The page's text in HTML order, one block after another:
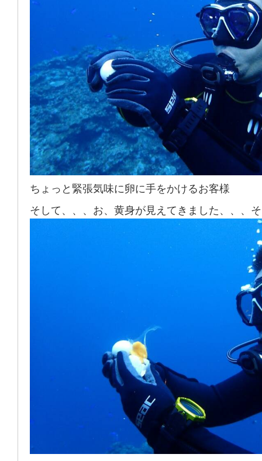
ちょっと緊張気味に卵に手をかけるお客様
そして、、、お、黄身が見えてきました、、、